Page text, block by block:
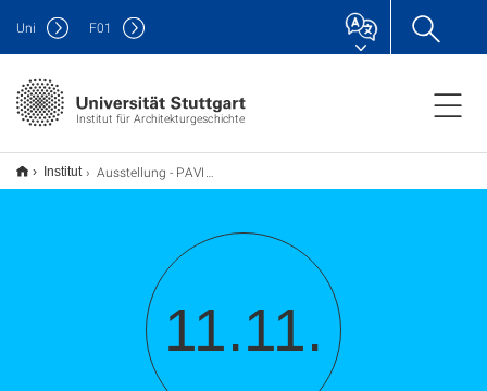
Institut für Architekturgeschichte
Uni F01
Institut Ausstellung - PAVILLON | OKTOGON | BELVEDERE
11.11.